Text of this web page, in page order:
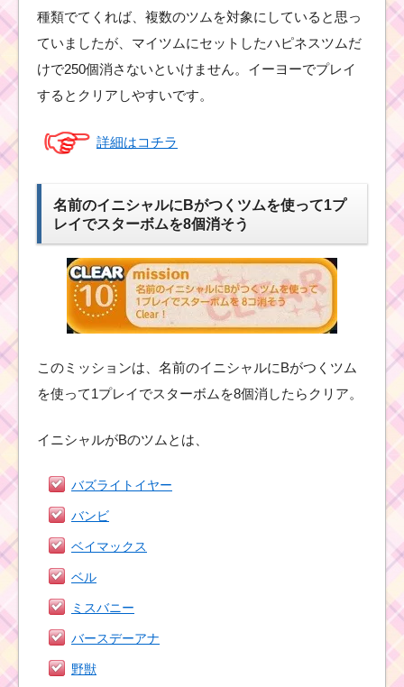
種類でてくれば、複数のツムを対象にしていると思っ
ていましたが、マイツムにセットしたハピネスツムだ
けで250個消さないといけません。イーヨーでプレイ
するとクリアしやすいです。
詳細はコチラ
名前のイニシャルにBがつくツムを使って1プ
レイでスターボムを8個消そう
このミッションは、名前のイニシャルにBがつくツム
を使って1プレイでスターボムを8個消したらクリア。
イニシャルがBのツムとは、
バズライトイヤー
バンビ
ベイマックス
ベル
ミスバニー
バースデーアナ
野獣